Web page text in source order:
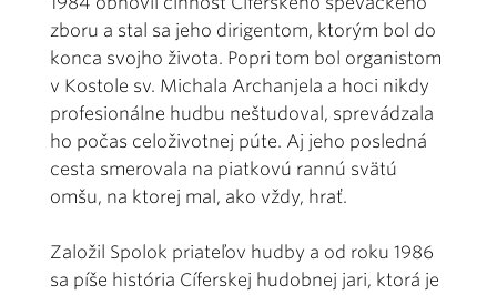
zboru a stal sa jeho dirigentom, ktorým bol do
konca svojho života. Popri tom bol organistom
v Kostole sv. Michala Archanjela a hoci nikdy
profesionálne hudbu neštudoval, sprevádzala
ho počas celoživotnej púte. Aj jeho posledná
cesta smerovala na piatkovú rannú svätú
omšu, na ktorej mal, ako vždy, hrať.
Založil Spolok priateľov hudby a od roku 1986
sa píše história Cíferskej hudobnej jari, ktorá je